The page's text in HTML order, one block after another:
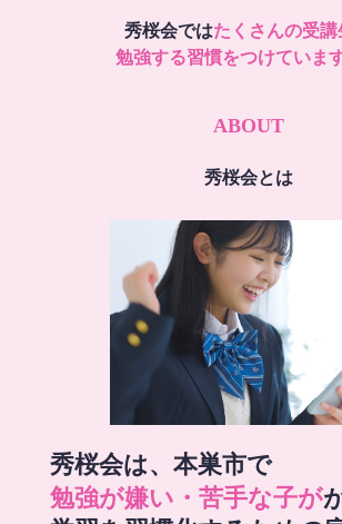
秀桜会ではたくさんの受講
勉強する習慣をつけていま
ABOUT
秀桜会とは
秀桜会は、本巣市で
勉強が嫌い・苦手な子が